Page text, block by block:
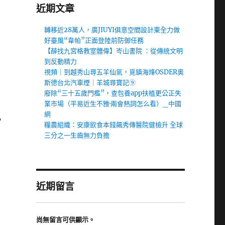
近期文章
轉移近28萬人，廣JIUYI俱意空間設計東全力做
好臺風“韋帕”正面登陸前防御任務
【薛找九宮格教室體偉】岑山書院 ：從傳統文明
到反動精力
視頻｜到越秀山尋五羊仙氣，覓鎮海烽OSDER奧
斯德台北汽車煙｜羊城尋寶記⑨
廢除“三十五歲門檻”，查包養app扶植更公正失
業市場（平易近生不雅·兩會熱詞怎么看）_中國
網
糧農組織：安康飲食本錢飆秀傳醫院健檢升 全球
三分之一生齒無力負擔
近期留言
尚無留言可供顯示。